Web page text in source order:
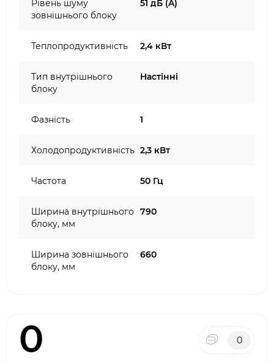
Рівень шуму
зовнішнього блоку
51 дБ (A)
Теплопродуктивність 2,4 кВт
Тип внутрішнього
блоку
Настінні
Фазність 1
Холодопродуктивність 2,3 кВт
Частота 50 Гц
Ширина внутрішнього
блоку, мм
790
Ширина зовнішнього
блоку, мм
660
0 0